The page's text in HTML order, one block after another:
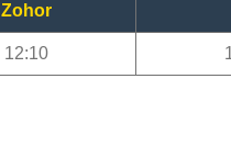
Zohor
12:10